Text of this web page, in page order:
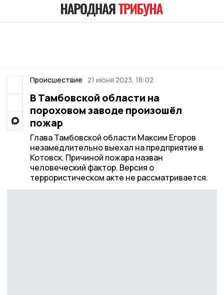
Происшествие 21 июня 2023, 18:02
В Тамбовской области на
пороховом заводе произошёл
пожар
Глава Тамбовской области Максим Егоров
незамедлительно выехал на предприятие в
Котовск. Причиной пожара назван
человеческий фактор. Версия о
террористическом акте не рассматривается.